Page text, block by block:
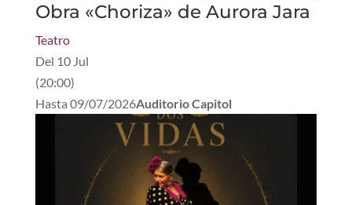
Obra «Choriza» de Aurora Jara
Teatro
Del 10 Jul
(20:00)
Hasta 09/07/2026Auditorio Capitol